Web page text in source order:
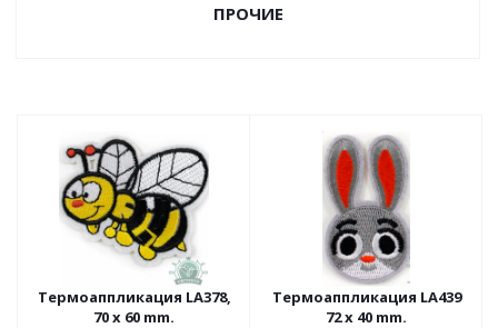
ПРОЧИЕ
Термоаппликация LA378,
70 х 60 mm.
Термоаппликация LA439
72 х 40 mm.